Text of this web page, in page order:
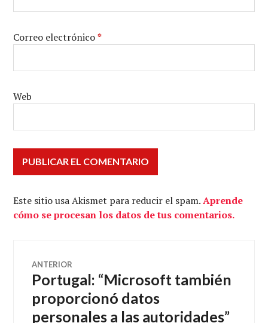
Correo electrónico*
Web
Este sitio usa Akismet para reducir el spam.Aprende
cómo se procesan los datos de tus comentarios.
Navegación
de
ANTERIOR
Entrada
Portugal: “Microsoft también
proporcionó datos
personales a las autoridades”